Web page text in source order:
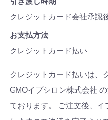
クレジットカード会社承認
お支払方法
クレジットカード払い
クレジットカード払いは、
GMOイプシロン株式会社
ております。 ご注文後、